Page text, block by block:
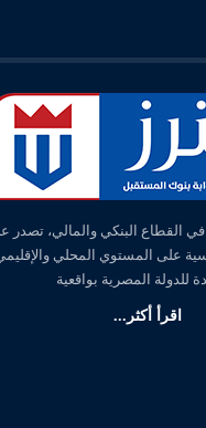
على المستوي المحلي
للدولة المصرية بواقعية
اقرأ أكثر...